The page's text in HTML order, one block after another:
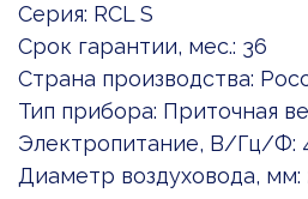
Серия: RCL S
Срок гарантии, мес.: 36
Страна производства:
Тип прибора: Приточная
Электропитание, В/Гц/Ф:
Диаметр воздуховода, мм: